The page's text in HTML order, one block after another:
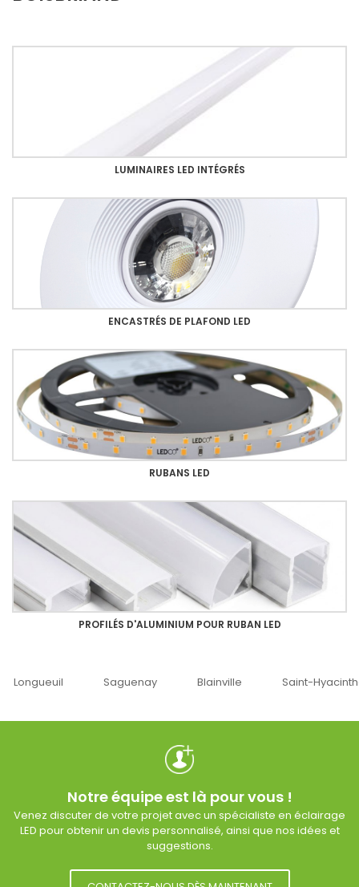
LUMINAIRES LED INTÉGRÉS
ENCASTRÉS DE PLAFOND LED
RUBANS LED
PROFILÉS D'ALUMINIUM POUR RUBAN LED
Blainville Saint-Hyacinthe Ottawa
Notre équipe est là pour vous !
Venez discuter de votre projet avec un spécialiste en éclairage
LED pour obtenir un devis personnalisé, ainsi que nos idées et
suggestions.